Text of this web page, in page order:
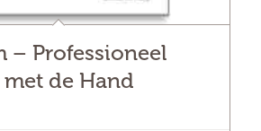
– Professioneel
de Hand